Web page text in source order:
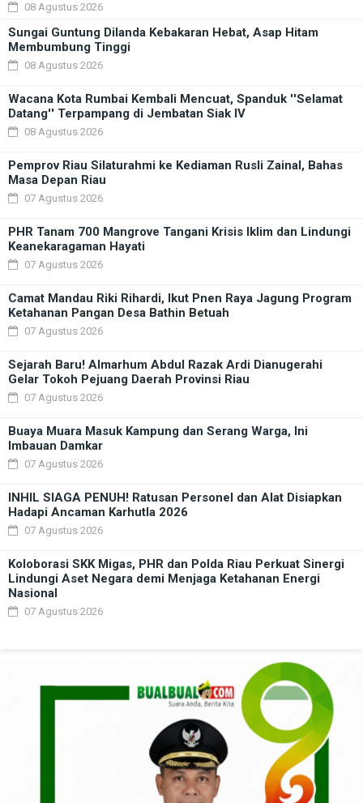
08 Agustus 2026
Sungai Guntung Dilanda Kebakaran Hebat, Asap Hitam
Membumbung Tinggi
08 Agustus 2026
Wacana Kota Rumbai Kembali Mencuat, Spanduk ''Selamat
Datang'' Terpampang di Jembatan Siak IV
08 Agustus 2026
Pemprov Riau Silaturahmi ke Kediaman Rusli Zainal, Bahas
Masa Depan Riau
07 Agustus 2026
PHR Tanam 700 Mangrove Tangani Krisis Iklim dan Lindungi
Keanekaragaman Hayati
07 Agustus 2026
Camat Mandau Riki Rihardi, Ikut Pnen Raya Jagung Program
Ketahanan Pangan Desa Bathin Betuah
07 Agustus 2026
Sejarah Baru! Almarhum Abdul Razak Ardi Dianugerahi
Gelar Tokoh Pejuang Daerah Provinsi Riau
07 Agustus 2026
Buaya Muara Masuk Kampung dan Serang Warga, Ini
Imbauan Damkar
07 Agustus 2026
INHIL SIAGA PENUH! Ratusan Personel dan Alat Disiapkan
Hadapi Ancaman Karhutla 2026
07 Agustus 2026
Koloborasi SKK Migas, PHR dan Polda Riau Perkuat Sinergi
Lindungi Aset Negara demi Menjaga Ketahanan Energi
Nasional
07 Agustus 2026